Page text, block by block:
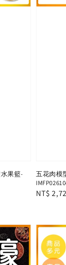
果籃-
五花肉模
Regular
NT$